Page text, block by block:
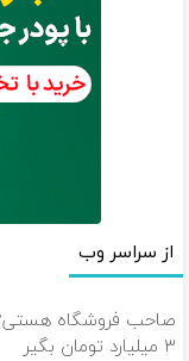
از سراسر وب
صاحب فروشگاه هستی؟
۳ میلیارد تومان بگیر